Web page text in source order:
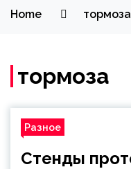
Home тормоза
тормоза
Разное
Cтенды